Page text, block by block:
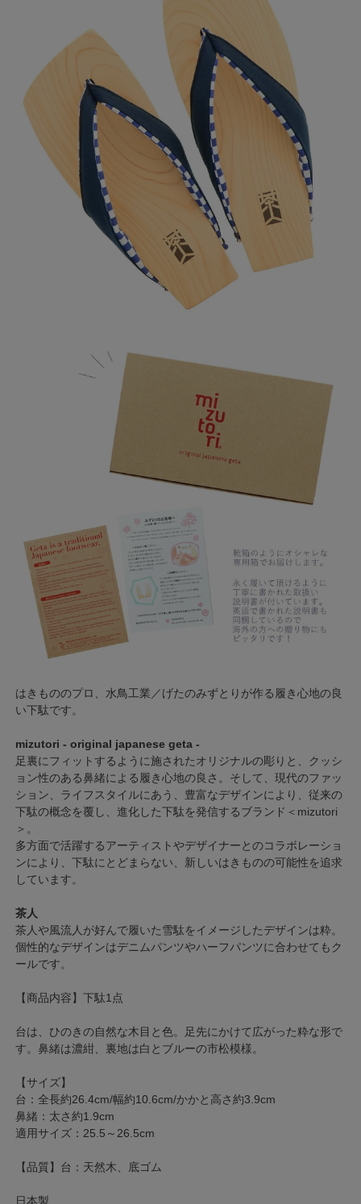
はきもののプロ、水鳥工業／げたのみずとりが作る履き心地の良
い下駄です。
mizutori - original japanese geta -
足裏にフィットするように施されたオリジナルの彫りと、クッシ
ョン性のある鼻緒による履き心地の良さ。そして、現代のファッ
ション、ライフスタイルにあう、豊富なデザインにより、従来の
下駄の概念を覆し、進化した下駄を発信するブランド＜mizutori
＞。
多方面で活躍するアーティストやデザイナーとのコラボレーショ
ンにより、下駄にとどまらない、新しいはきものの可能性を追求
しています。
茶人
茶人や風流人が好んで履いた雪駄をイメージしたデザインは粋。
個性的なデザインはデニムパンツやハーフパンツに合わせてもク
ールです。
【商品内容】下駄1点
台は、ひのきの自然な木目と色。足先にかけて広がった粋な形で
す。鼻緒は濃紺、裏地は白とブルーの市松模様。
【サイズ】
台：全長約26.4cm/幅約10.6cm/かかと高さ約3.9cm
鼻緒：太さ約1.9cm
適用サイズ：25.5～26.5cm
【品質】台：天然木、底ゴム
日本製